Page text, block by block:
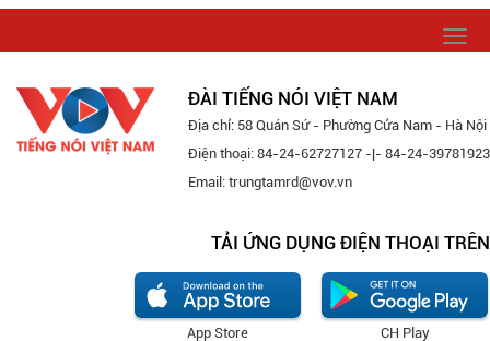
ĐÀI TIẾNG NÓI VIỆT NAM
Địa chỉ: 58 Quán Sứ - Phường Cửa Nam - Hà Nội
Điện thoại: 84-24-62727127 -|- 84-24-39781923
Email: trungtamrd@vov.vn
TẢI ỨNG DỤNG ĐIỆN THOẠI TRÊN
CH Play
App Store